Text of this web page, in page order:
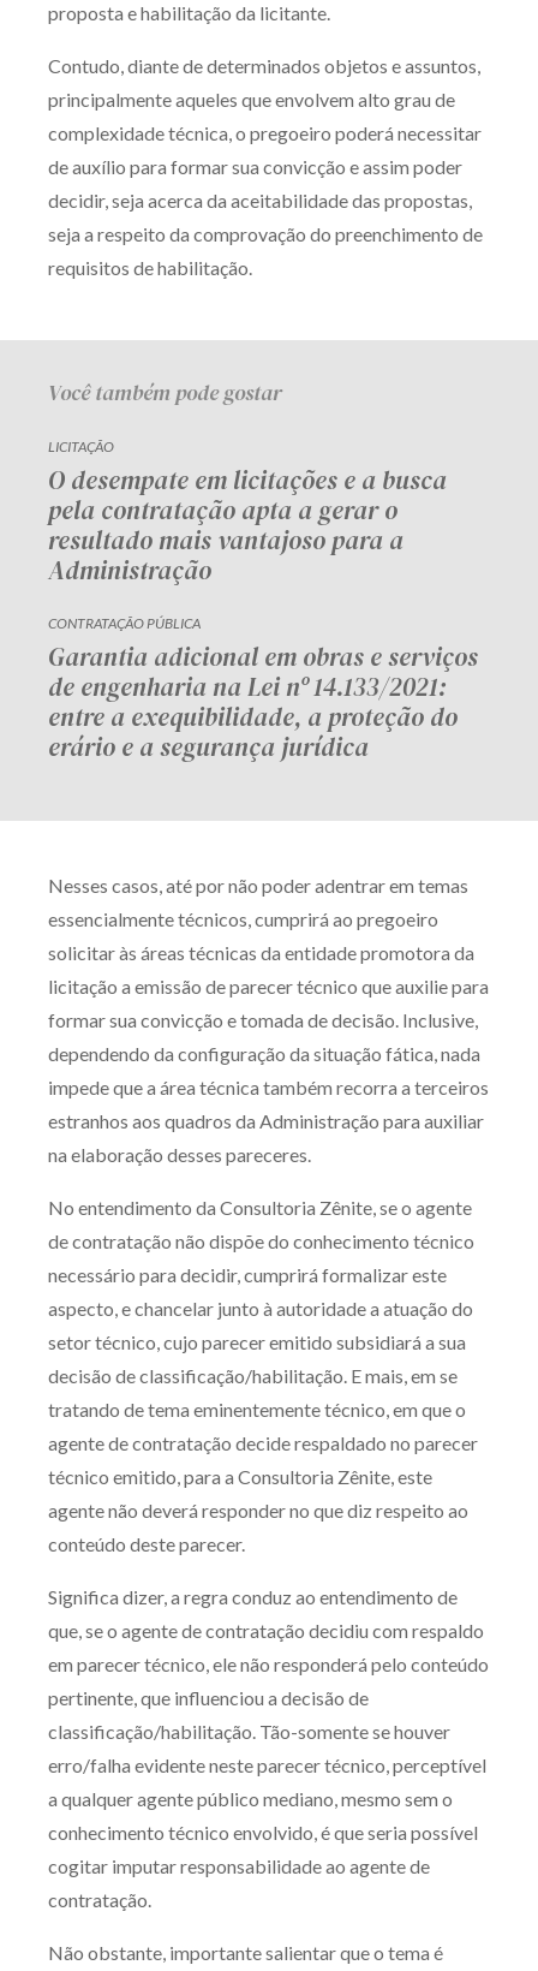
Telefone (41) 2109-8666
Whatsapp (41) 98881-6616
proposta e habilitação da licitante.
Contudo, diante de determinados objetos e assuntos,
principalmente aqueles que envolvem alto grau de
complexidade técnica, o pregoeiro poderá necessitar
de auxílio para formar sua convicção e assim poder
decidir, seja acerca da aceitabilidade das propostas,
seja a respeito da comprovação do preenchimento de
requisitos de habilitação.
Você também pode gostar
LICITAÇÃO
O desempate em licitações e a busca
pela contratação apta a gerar o
resultado mais vantajoso para a
Administração
CONTRATAÇÃO PÚBLICA
Garantia adicional em obras e serviços
de engenharia na Lei nº 14.133/2021:
entre a exequibilidade, a proteção do
erário e a segurança jurídica
Nesses casos, até por não poder adentrar em temas
essencialmente técnicos, cumprirá ao pregoeiro
solicitar às áreas técnicas da entidade promotora da
licitação a emissão de parecer técnico que auxilie para
formar sua convicção e tomada de decisão. Inclusive,
dependendo da configuração da situação fática, nada
impede que a área técnica também recorra a terceiros
estranhos aos quadros da Administração para auxiliar
na elaboração desses pareceres.
No entendimento da Consultoria Zênite, se o agente
de contratação não dispõe do conhecimento técnico
necessário para decidir, cumprirá formalizar este
aspecto, e chancelar junto à autoridade a atuação do
setor técnico, cujo parecer emitido subsidiará a sua
decisão de classificação/habilitação. E mais, em se
tratando de tema eminentemente técnico, em que o
agente de contratação decide respaldado no parecer
técnico emitido, para a Consultoria Zênite, este
agente não deverá responder no que diz respeito ao
conteúdo deste parecer.
Significa dizer, a regra conduz ao entendimento de
que, se o agente de contratação decidiu com respaldo
em parecer técnico, ele não responderá pelo conteúdo
pertinente, que influenciou a decisão de
classificação/habilitação. Tão-somente se houver
erro/falha evidente neste parecer técnico, perceptível
a qualquer agente público mediano, mesmo sem o
conhecimento técnico envolvido, é que seria possível
cogitar imputar responsabilidade ao agente de
contratação.
Não obstante, importante salientar que o tema é